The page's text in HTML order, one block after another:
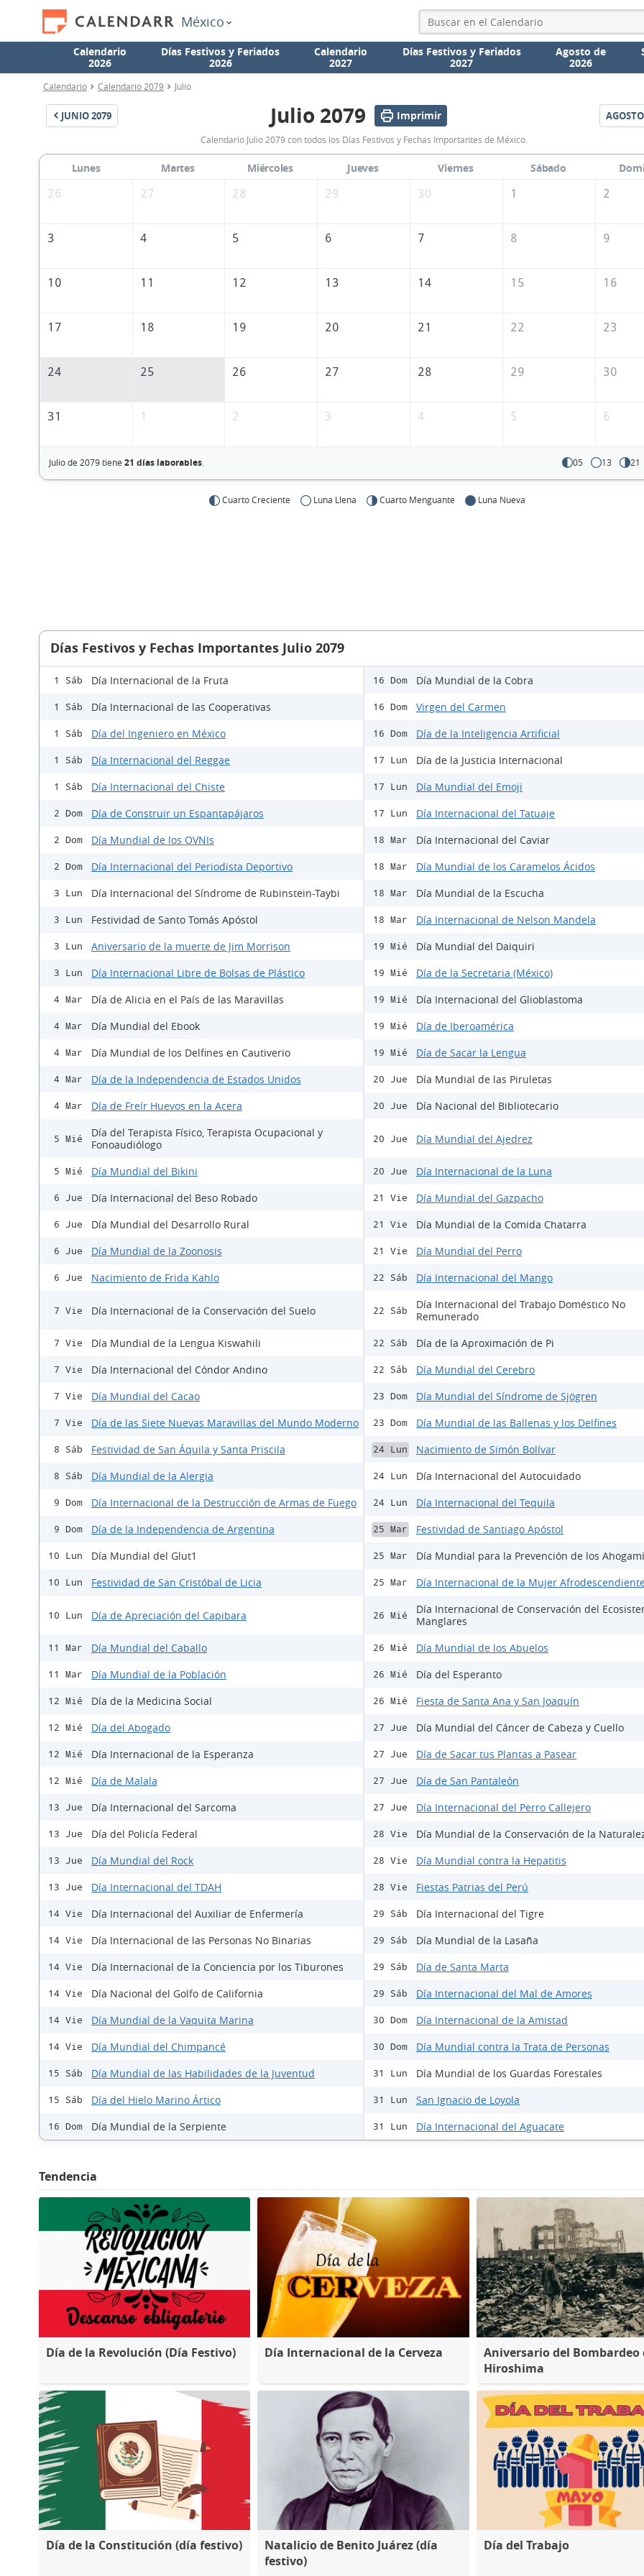
México
Calendario
2026
Días Festivos y Feriados
2026
Calendario
2027
Días Festivos y Feriados
2027
Agosto de
2026
Calendario Calendario 2079 Julio
JUNIO2079
Calendario
Julio
2079
México
Julio 2079 Imprimir AGOSTO
Calendario Julio 2079 con todos los Días Festivos y Fechas Importantes de México.
Lunes Martes Miércoles Jueves Viernes Sábado
26
27 28 29 30 1 2
3 4 5 6 7 8 9
10 11 12 13 14 15 16
17 18 19 20 21 22 23
24 25 26 27 28 29 30
31 1 2 3 4 5 6
Julio de 2079 tiene 21 días laborables. 05 13 21
Cuarto Creciente Luna Llena Cuarto Menguante Luna Nueva
Días Festivos y Fechas Importantes Julio 2079
1 Sáb Día Internacional de la Fruta
1 Sáb Día Internacional de las Cooperativas
1 Sáb Día del Ingeniero en México
1 Sáb Día Internacional del Reggae
1 Sáb Día Internacional del Chiste
2 Dom Día de Construir un Espantapájaros
2 Dom Día Mundial de los OVNIs
2 Dom Día Internacional del Periodista Deportivo
3 Lun Día Internacional del Síndrome de Rubinstein-Taybi
3 Lun Festividad de Santo Tomás Apóstol
3 Lun Aniversario de la muerte de Jim Morrison
3 Lun Día Internacional Libre de Bolsas de Plástico
4 Mar Día de Alicia en el País de las Maravillas
4 Mar Día Mundial del Ebook
4 Mar Día Mundial de los Delfines en Cautiverio
4 Mar Día de la Independencia de Estados Unidos
4 Mar Día de Freír Huevos en la Acera
5 Mié
Día del Terapista Físico, Terapista Ocupacional y
Fonoaudiólogo
5 Mié Día Mundial del Bikini
6 Jue Día Internacional del Beso Robado
6 Jue Día Mundial del Desarrollo Rural
6 Jue Día Mundial de la Zoonosis
6 Jue Nacimiento de Frida Kahlo
7 Vie Día Internacional de la Conservación del Suelo
7 Vie Día Mundial de la Lengua Kiswahili
7 Vie Día Internacional del Cóndor Andino
7 Vie Día Mundial del Cacao
7 Vie Día de las Siete Nuevas Maravillas del Mundo Moderno
8 Sáb Festividad de San Áquila y Santa Priscila
8 Sáb Día Mundial de la Alergia
9 Dom Día Internacional de la Destrucción de Armas de Fuego
9 Dom Día de la Independencia de Argentina
10 Lun Día Mundial del Glut1
10 Lun Festividad de San Cristóbal de Licia
10 Lun Día de Apreciación del Capibara
11 Mar Día Mundial del Caballo
11 Mar Día Mundial de la Población
12 Mié Día de la Medicina Social
12 Mié Día del Abogado
12 Mié Día Internacional de la Esperanza
12 Mié Día de Malala
13 Jue Día Internacional del Sarcoma
13 Jue Día del Policía Federal
13 Jue Día Mundial del Rock
13 Jue Día Internacional del TDAH
14 Vie Día Internacional del Auxiliar de Enfermería
14 Vie Día Internacional de las Personas No Binarias
14 Vie Día Internacional de la Conciencia por los Tiburones
14 Vie Día Nacional del Golfo de California
14 Vie Día Mundial de la Vaquita Marina
14 Vie Día Mundial del Chimpancé
15 Sáb Día Mundial de las Habilidades de la Juventud
15 Sáb Día del Hielo Marino Ártico
16 Dom Día Mundial de la Serpiente
16 Dom Día Mundial de la Cobra
16 Dom Virgen del Carmen
16 Dom Día de la Inteligencia Artificial
17 Lun Día de la Justicia Internacional
17 Lun Día Mundial del Emoji
17 Lun Día Internacional del Tatuaje
18 Mar Día Internacional del Caviar
18 Mar Día Mundial de los Caramelos Ácidos
18 Mar Día Mundial de la Escucha
18 Mar Día Internacional de Nelson Mandela
19 Mié Día Mundial del Daiquiri
19 Mié Día de la Secretaria (México)
19 Mié Día Internacional del Glioblastoma
19 Mié Día de Iberoamérica
19 Mié Día de Sacar la Lengua
20 Jue Día Mundial de las Piruletas
20 Jue Día Nacional del Bibliotecario
20 Jue Día Mundial del Ajedrez
20 Jue Día Internacional de la Luna
21 Vie Día Mundial del Gazpacho
21 Vie Día Mundial de la Comida Chatarra
21 Vie Día Mundial del Perro
22 Sáb Día Internacional del Mango
22 Sáb
Día Internacional del Trabajo Doméstico No
Remunerado
22 Sáb Día de la Aproximación de Pi
22 Sáb Día Mundial del Cerebro
23 Dom Día Mundial del Síndrome de Sjögren
23 Dom Día Mundial de las Ballenas y los Delfines
24 Lun Nacimiento de Simón Bolívar
24 Lun Día Internacional del Autocuidado
24 Lun Día Internacional del Tequila
25 Mar Festividad de Santiago Apóstol
25 Mar Día Mundial para la Prevención de los
25 Mar Día Internacional de la Mujer
26 Mié
Día Internacional de Conservación del
Manglares
26 Mié Día Mundial de los Abuelos
26 Mié Día del Esperanto
26 Mié Fiesta de Santa Ana y San Joaquín
27 Jue Día Mundial del Cáncer de Cabeza y Cuello
27 Jue Día de Sacar tus Plantas a Pasear
27 Jue Día de San Pantaleón
27 Jue Día Internacional del Perro Callejero
28 Vie Día Mundial de la Conservación de la
28 Vie Día Mundial contra la Hepatitis
28 Vie Fiestas Patrias del Perú
29 Sáb Día Internacional del Tigre
29 Sáb Día Mundial de la Lasaña
29 Sáb Día de Santa Marta
29 Sáb Día Internacional del Mal de Amores
30 Dom Día Internacional de la Amistad
30 Dom Día Mundial contra la Trata de Personas
31 Lun Día Mundial de los Guardas Forestales
31 Lun San Ignacio de Loyola
31 Lun Día Internacional del Aguacate
Tendencia
Día de la Revolución (Día Festivo) Día Internacional de la Cerveza
Aniversario del Bombardeo
Hiroshima
Día de la Constitución (día festivo)
Natalicio de Benito Juárez (día
festivo)
Día del Trabajo